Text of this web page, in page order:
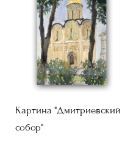
Картина "Дмитриевский
собор"